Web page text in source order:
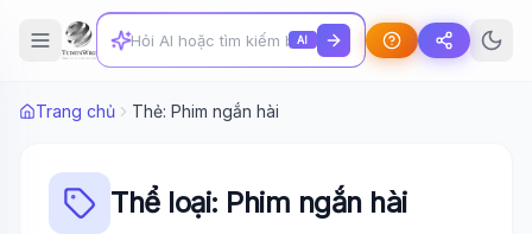
AI
Trang chủ Thẻ: Phim ngắn hài
Thể loại: Phim ngắn hài